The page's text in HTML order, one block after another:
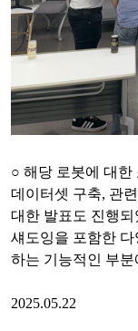
○ 해당 로봇에 대한
데이터셋 구축, 관
대한 발표도 진행
섀도잉을 포함한
하는 기능적인 부
2025.05.22